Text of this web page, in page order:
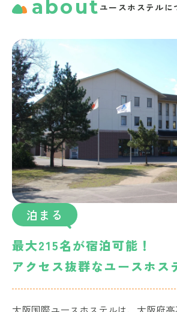
about ユースホステルに
泊まる
最大215名が宿泊可能！
アクセス抜群なユースホス